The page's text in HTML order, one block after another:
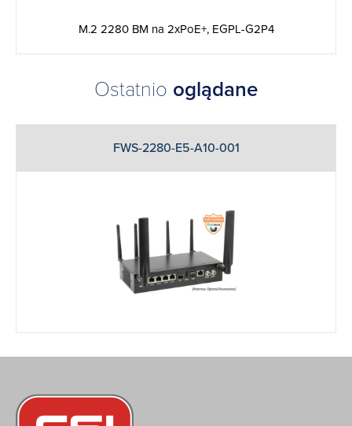
M.2 2280 BM na 2xPoE+, EGPL-G2P4
Ostatnio oglądane
FWS-2280-E5-A10-001